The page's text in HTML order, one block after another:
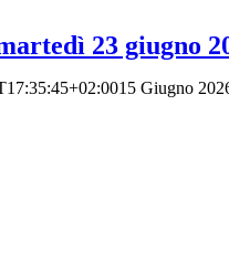
23 giugno
15 Giugno